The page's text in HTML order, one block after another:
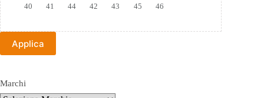
Taglia
40 41 44 42 43 45 46
Applica
Marchi